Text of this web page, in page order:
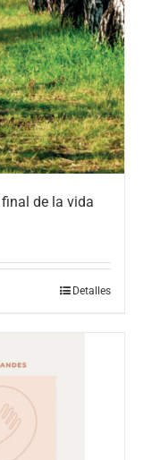
de la vida
Detalles